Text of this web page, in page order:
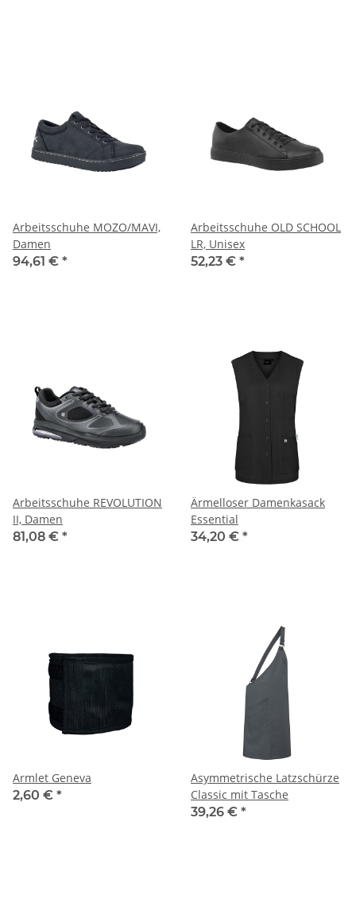
Arbeitsschuhe MOZO/MAVI,
Damen
94,61 € *
Arbeitsschuhe OLD SCHOOL
LR, Unisex
52,23 € *
Arbeitsschuhe REVOLUTION
II, Damen
81,08 € *
Ärmelloser Damenkasack
Essential
34,20 € *
Armlet Geneva
2,60 € *
Asymmetrische Latzschürze
Classic mit Tasche
39,26 € *